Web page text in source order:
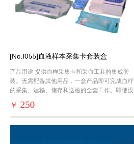
[No.I055]血液样本采集卡套装盒
产品用途 提供血样采集卡和采血工具的集成套
装。无需配备其他用品，一盒产品即可完成血样
的采集、运输、储存和送检的全套工作。即使没
步
￥ 250